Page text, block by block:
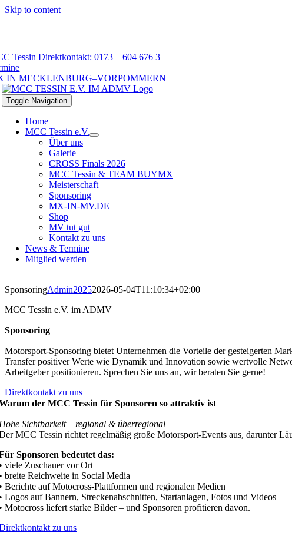
Skip to content
Tessin Direktkontakt: 0173 – 604 676 3
IN MECKLENBURG–VORPOMMERN
Toggle Navigation
Home
MCC Tessin e.V.
Über uns
Galerie
CROSS Finals 2026
MCC Tessin & TEAM BUYMX
Meisterschaft
Sponsoring
MX-IN-MV.DE
Shop
MV tut gut
Kontakt zu uns
News & Termine
Mitglied werden
SponsoringAdmin20252026-05-04T11:10:34+02:00
MCC Tessin e.V. im ADMV
Sponsoring
Motorsport-Sponsoring bietet Unternehmen die Vorteile der gesteigerten
Transfer positiver Werte wie Dynamik und Innovation sowie wertvolle
Arbeitgeber positionieren. Sprechen Sie uns an, wir beraten Sie gerne!
Direktkontakt zu uns
der MCC Tessin für Sponsoren so attraktiv ist
Sichtbarkeit – regional & überregional
MCC Tessin richtet regelmäßig große Motorsport-Events aus, darunter
Sponsoren bedeutet das:
viele Zuschauer vor Ort
breite Reichweite in Social Media
Berichte auf Motocross-Plattformen und regionalen Medien
Logos auf Bannern, Streckenabschnitten, Startanlagen, Fotos und Videos
Motocross liefert starke Bilder – und Sponsoren profitieren davon.
zu uns